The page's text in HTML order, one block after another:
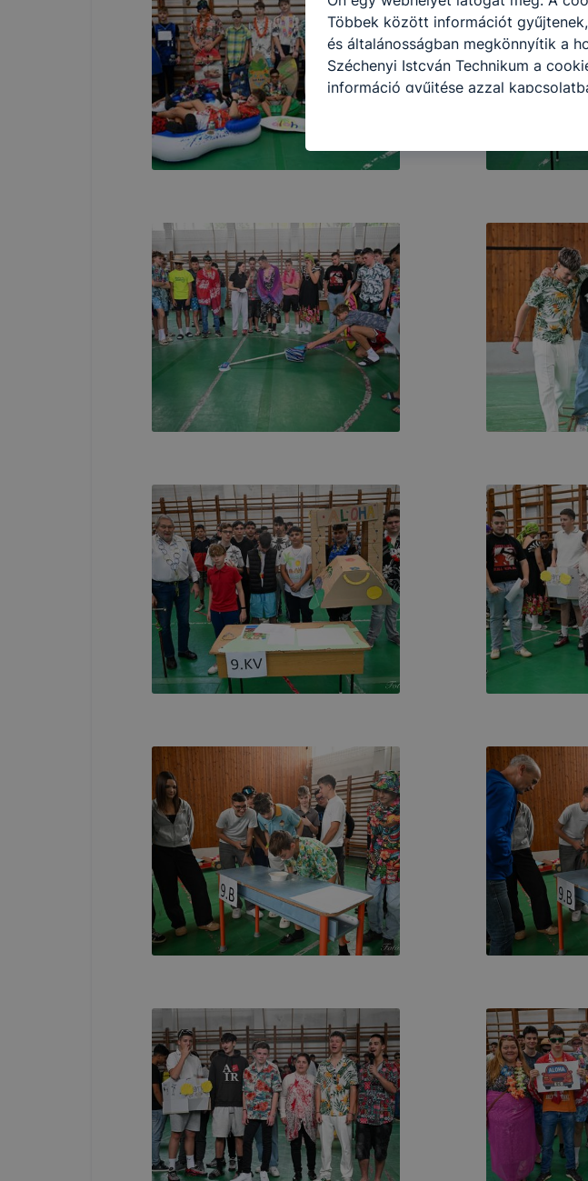
Többek között információt
és általánosságban megkönnyítik a
Széchenyi Istcván Technikum a
információ gyűjtése azzal
felmérésével, hogy a honlap melyik
így megtudhatjuk, hogyan
ismét meglátogatja oldalunkat,
tudja kikapcsolni a cookie-kat?
Felhívjuk figyelmét, hogy mivel a
folyamatainak megkönnyítése vagy
megakadályozása vagy törlése által
lesznek képesek honlapunk
tervezettől eltérően fog működni